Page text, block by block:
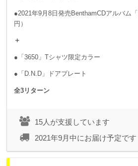
●2021年9月8日発売BenthamCDアルバム
円）
＋
●「3650」Tシャツ限定カラー
●「D.N.D」ドアプレート
全3リターン
15人が支援しています
2021年9月中にお届け予定です